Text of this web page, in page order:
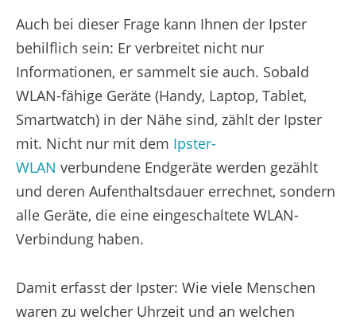
Auch bei dieser Frage kann Ihnen der Ipster
behilflich sein: Er verbreitet nicht nur
Informationen, er sammelt sie auch. Sobald
WLAN-fähige Geräte (Handy, Laptop, Tablet,
Smartwatch) in der Nähe sind, zählt der Ipster
mit. Nicht nur mit dem Ipster-
WLAN verbundene Endgeräte werden gezählt
und deren Aufenthaltsdauer errechnet, sondern
alle Geräte, die eine eingeschaltete WLAN-
Verbindung haben.
Damit erfasst der Ipster: Wie viele Menschen
waren zu welcher Uhrzeit und an welchen